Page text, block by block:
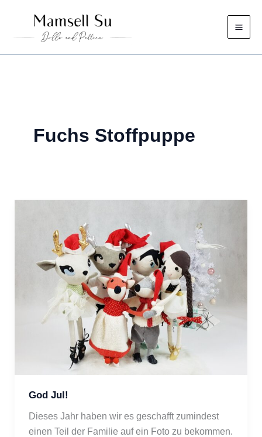
springen
Fuchs Stoffpuppe
God Jul!
Dieses Jahr haben wir es geschafft zumindest
einen Teil der Familie auf ein Foto zu bekommen.